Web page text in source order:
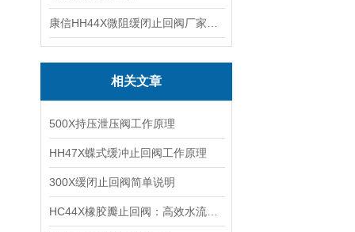
相关文章
500X持压泄压阀工作原理
HH47X蝶式缓冲止回阀工作原理
300X缓闭止回阀简单说明